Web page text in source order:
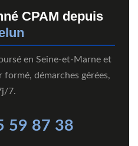
CPAM depuis
en Seine-et-Marne et
formé, démarches gérées,
7.
87 38